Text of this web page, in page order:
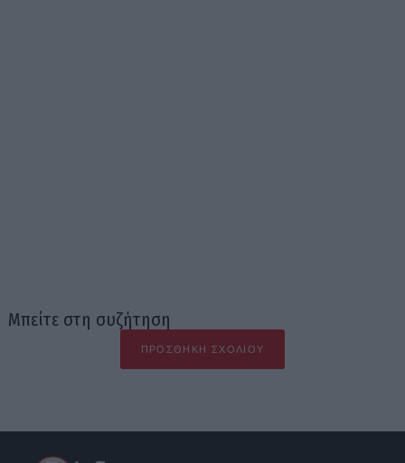
Μπείτε στη συζήτηση
ΠΡΟΣΘΉΚΗ ΣΧΟΛΊΟΥ